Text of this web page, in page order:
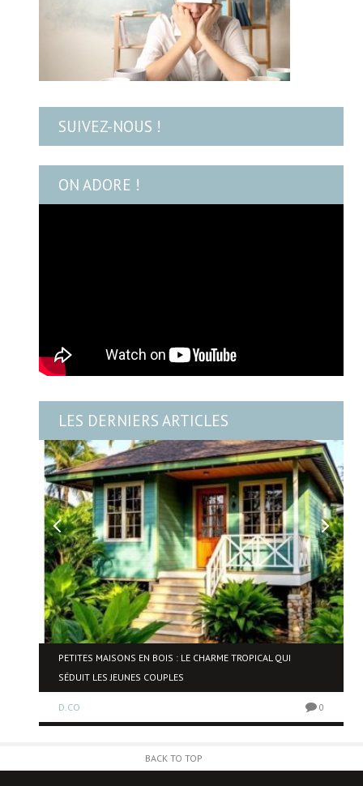
SUIVEZ-NOUS !
ON ADORE !
LES DERNIERS ARTICLES
PETITES MAISONS EN BOIS : LE CHARME TROPICAL QUI
SÉDUIT LES JEUNES COUPLES
D.CO 0
BACK TO TOP